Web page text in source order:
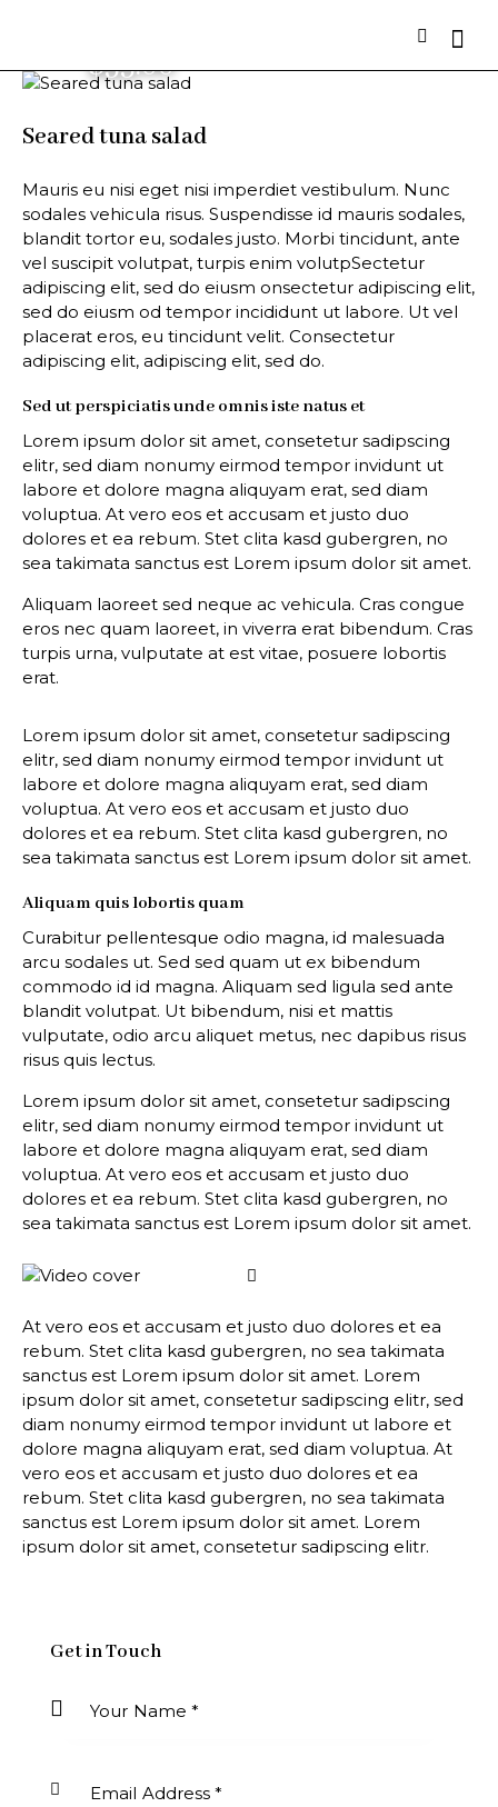
$55.00
Seared tuna salad
Mauris eu nisi eget nisi imperdiet vestibulum. Nunc
sodales vehicula risus. Suspendisse id mauris sodales,
blandit tortor eu, sodales justo. Morbi tincidunt, ante
vel suscipit volutpat, turpis enim volutpSectetur
adipiscing elit, sed do eiusm onsectetur adipiscing elit,
sed do eiusm od tempor incididunt ut labore. Ut vel
placerat eros, eu tincidunt velit. Consectetur
adipiscing elit, adipiscing elit, sed do.
Sed ut perspiciatis unde omnis iste natus et
Lorem ipsum dolor sit amet, consetetur sadipscing
elitr, sed diam nonumy eirmod tempor invidunt ut
labore et dolore magna aliquyam erat, sed diam
voluptua. At vero eos et accusam et justo duo
dolores et ea rebum. Stet clita kasd gubergren, no
sea takimata sanctus est Lorem ipsum dolor sit amet.
Aliquam laoreet sed neque ac vehicula. Cras congue
eros nec quam laoreet, in viverra erat bibendum. Cras
turpis urna, vulputate at est vitae, posuere lobortis
erat.
Lorem ipsum dolor sit amet, consetetur sadipscing
elitr, sed diam nonumy eirmod tempor invidunt ut
labore et dolore magna aliquyam erat, sed diam
voluptua. At vero eos et accusam et justo duo
dolores et ea rebum. Stet clita kasd gubergren, no
sea takimata sanctus est Lorem ipsum dolor sit amet.
Aliquam quis lobortis quam
Curabitur pellentesque odio magna, id malesuada
arcu sodales ut. Sed sed quam ut ex bibendum
commodo id id magna. Aliquam sed ligula sed ante
blandit volutpat. Ut bibendum, nisi et mattis
vulputate, odio arcu aliquet metus, nec dapibus risus
risus quis lectus.
Lorem ipsum dolor sit amet, consetetur sadipscing
elitr, sed diam nonumy eirmod tempor invidunt ut
labore et dolore magna aliquyam erat, sed diam
voluptua. At vero eos et accusam et justo duo
dolores et ea rebum. Stet clita kasd gubergren, no
sea takimata sanctus est Lorem ipsum dolor sit amet.
At vero eos et accusam et justo duo dolores et ea
rebum. Stet clita kasd gubergren, no sea takimata
sanctus est Lorem ipsum dolor sit amet. Lorem
ipsum dolor sit amet, consetetur sadipscing elitr, sed
diam nonumy eirmod tempor invidunt ut labore et
dolore magna aliquyam erat, sed diam voluptua. At
vero eos et accusam et justo duo dolores et ea
rebum. Stet clita kasd gubergren, no sea takimata
sanctus est Lorem ipsum dolor sit amet. Lorem
ipsum dolor sit amet, consetetur sadipscing elitr.
Get in Touch